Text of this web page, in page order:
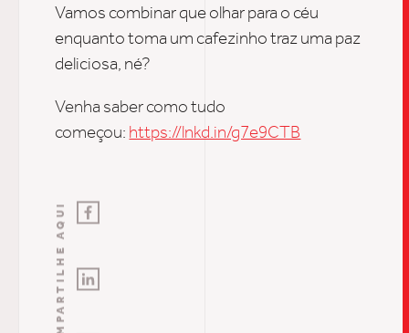
Vamos combinar que olhar para o céu
enquanto toma um cafezinho traz uma paz
deliciosa, né?
Venha saber como tudo
começou: https://lnkd.in/g7e9CTB
COMPARTILHE AQUI